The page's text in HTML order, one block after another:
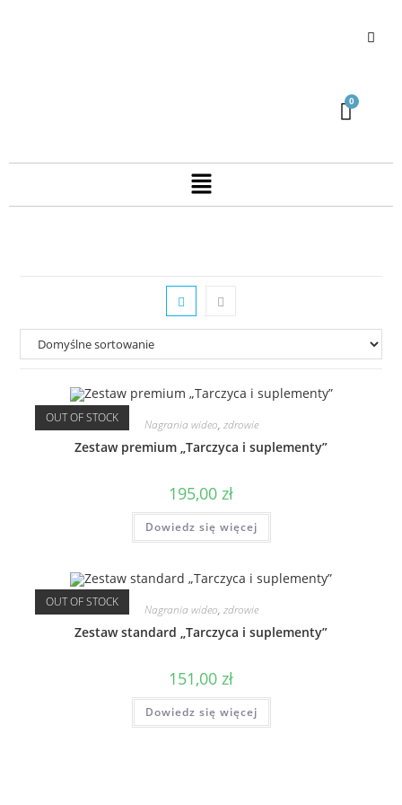
OUT OF STOCK Nagrania wideo, zdrowie
Zestaw premium „Tarczyca i suplementy”
195,00 zł
Dowiedz się więcej
OUT OF STOCK Nagrania wideo, zdrowie
Zestaw standard „Tarczyca i suplementy”
151,00 zł
Dowiedz się więcej